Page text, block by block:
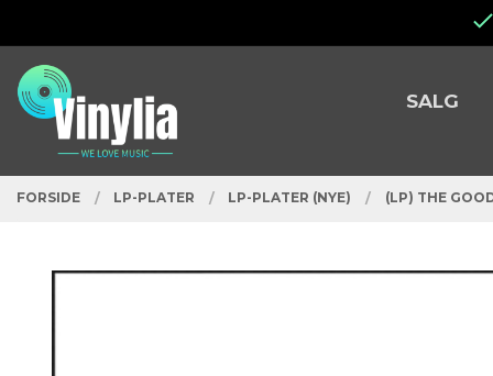
innholdet
PRODUKTER
SALG
FORSIDE LP-PLATER LP-PLATER (NYE) (LP) THE